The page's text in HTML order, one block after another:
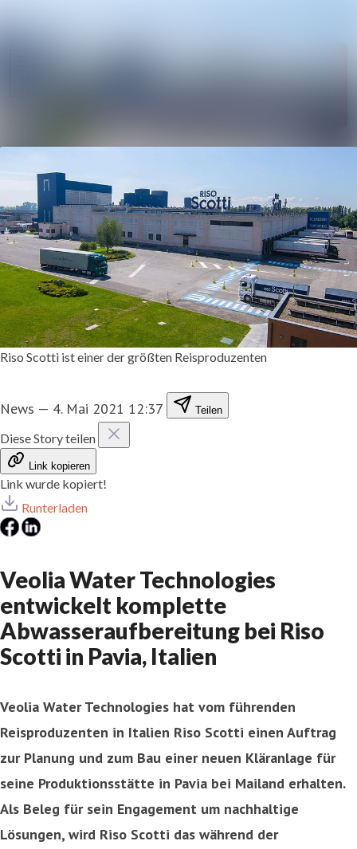
Riso Scotti ist einer der größten Reisproduzenten
News — 4. Mai 2021 12:37 Teilen
Diese Story teilen
Link kopieren
Link wurde kopiert!
Runterladen
Veolia Water Technologies
entwickelt komplette
Abwasseraufbereitung bei Riso
Scotti in Pavia, Italien
Veolia Water Technologies hat vom führenden
Reisproduzenten in Italien Riso Scotti einen Auftrag
zur Planung und zum Bau einer neuen Kläranlage für
seine Produktionsstätte in Pavia bei Mailand erhalten.
Als Beleg für sein Engagement um nachhaltige
Lösungen, wird Riso Scotti das während der